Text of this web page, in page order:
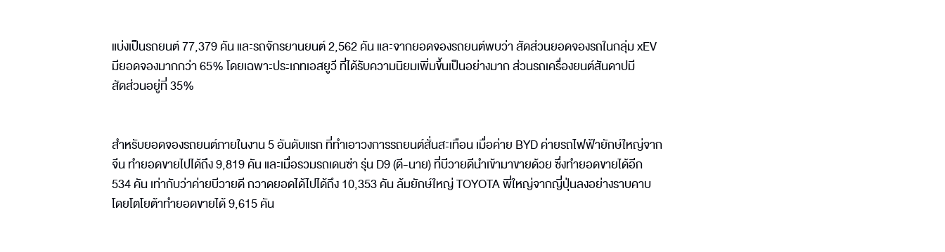
แบ่งเป็นรถยนต์ 77,379 คัน และรถจักรยานยนต์ 2,562 คัน และจากยอดจองรถยนต์พบว่า สัดส่วนยอดจองรถในกลุ่ม xEV
มียอดจองมากกว่า 65% โดยเฉพาะประเภทเอสยูวี ที่ได้รับความนิยมเพิ่มขึ้นเป็นอย่างมาก ส่วนรถเครื่องยนต์สันดาปมี
สัดส่วนอยู่ที่ 35%
สำหรับยอดจองรถยนต์ภายในงาน 5 อันดับแรก ที่ทำเอาวงการรถยนต์สั่นสะเทือน เมื่อค่าย BYD ค่ายรถไฟฟ้ายักษ์ใหญ่จาก
จีน ทำยอดขายไปได้ถึง 9,819 คัน และเมื่อรวมรถเดนซ่า รุ่น D9 (ดี-นาย) ที่บีวายดีนำเข้ามาขายด้วย ซึ่งทำยอดขายได้อีก
534 คัน เท่ากับว่าค่ายบีวายดี กวาดยอดได้ไปได้ถึง 10,353 คัน ล้มยักษ์ใหญ่ TOYOTA พี่ใหญ่จากญี่ปุ่นลงอย่างราบคาบ
โดยโตโยต้าทำยอดขายได้ 9,615 คัน